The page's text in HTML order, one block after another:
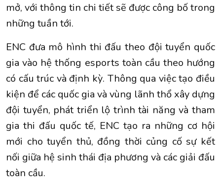
mở, với thông tin chi tiết sẽ được công bố trong
những tuần tới.
ENC đưa mô hình thi đấu theo đội tuyển quốc
gia vào hệ thống esports toàn cầu theo hướng
có cấu trúc và định kỳ. Thông qua việc tạo điều
kiện để các quốc gia và vùng lãnh thổ xây dựng
đội tuyển, phát triển lộ trình tài năng và tham
gia thi đấu quốc tế, ENC tạo ra những cơ hội
mới cho tuyển thủ, đồng thời củng cố sự kết
nối giữa hệ sinh thái địa phương và các giải đấu
toàn cầu.